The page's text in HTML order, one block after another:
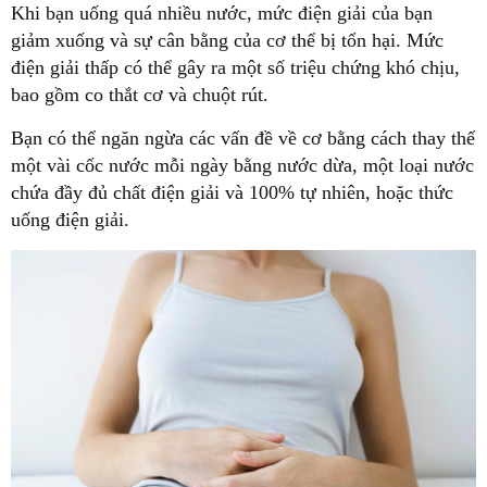
Khi bạn uống quá nhiều nước, mức điện giải của bạn
giảm xuống và sự cân bằng của cơ thể bị tổn hại. Mức
điện giải thấp có thể gây ra một số triệu chứng khó chịu,
bao gồm co thắt cơ và chuột rút.
Bạn có thể ngăn ngừa các vấn đề về cơ bằng cách thay thế
một vài cốc nước mỗi ngày bằng nước dừa, một loại nước
chứa đầy đủ chất điện giải và 100% tự nhiên, hoặc thức
uống điện giải.